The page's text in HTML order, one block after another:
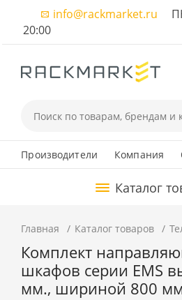
info@rackmarket.ru
20:00
Производители Компания
Каталог
Главная Каталог товаров
Комплект
шкафов серии EMS
мм., шириной 800